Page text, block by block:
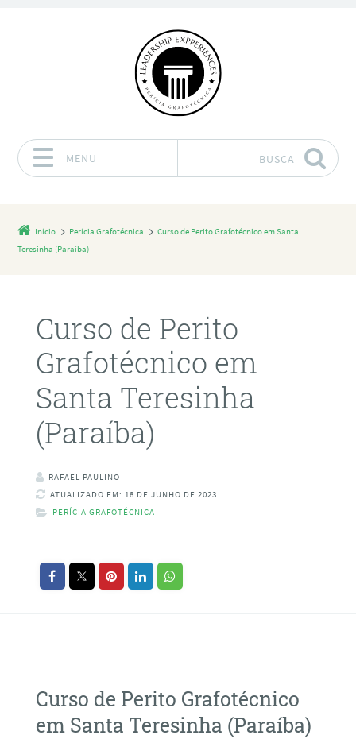
MENU BUSCA
Início Perícia Grafotécnica
Curso de Perito Grafotécnico em Santa
Teresinha (Paraíba)
Curso de Perito
Grafotécnico em
Santa Teresinha
(Paraíba)
RAFAEL PAULINO
ATUALIZADO EM: 18 DE JUNHO DE 2023
PERÍCIA GRAFOTÉCNICA
Curso de Perito Grafotécnico
em Santa Teresinha (Paraíba)